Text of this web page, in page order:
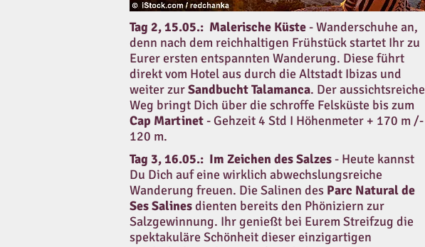
Tag 2, 15.05.: Malerische Küste-Wanderschuhe an,
denn nach dem reichhaltigen Frühstück startet Ihr zu
Eurer ersten entspannten Wanderung. Diese führt
direkt vom Hotel aus durch die Altstadt Ibizas und
weiter zurSandbucht Talamanca. Der aussichtsreiche
Weg bringt Dich über die schroffe Felsküste bis zum
Cap Martinet- Gehzeit 4 Std I Höhenmeter + 170 m /-
120 m.
Tag 3, 16.05.: Im Zeichen des Salzes- Heute kannst
Du Dich auf eine wirklich abwechslungsreiche
Wanderung freuen. Die Salinen des Parc Natural de
Ses Salinesdienten bereits den Phöniziern zur
Salzgewinnung. Ihr genießt bei Eurem Streifzug die
spektakuläre Schönheit dieser einzigartigen